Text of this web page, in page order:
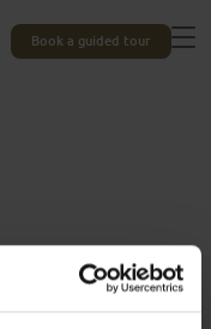
Book a guided tour